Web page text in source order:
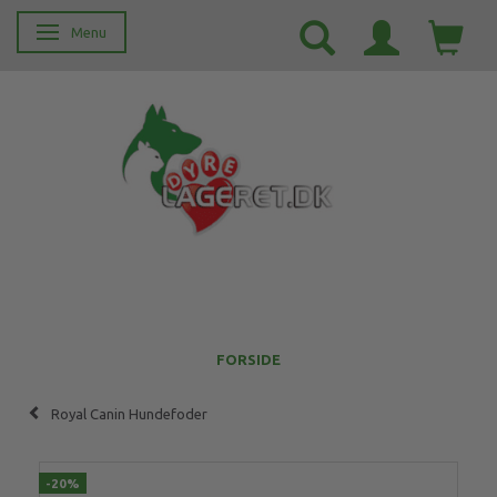
Skifte navigation
Menu
FORSIDE
Royal Canin Hundefoder
-20%